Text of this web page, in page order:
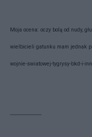
Moja ocena: oczy bolą od nudy,
wielbicieli gatunku mam jednak
wojnie-swiatowej-tygrysy-bkd-i-
---------------------